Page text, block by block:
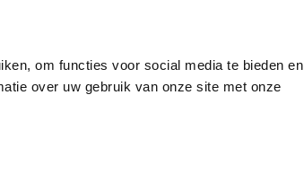
om functies voor social media te bieden en
over uw gebruik van onze site met onze